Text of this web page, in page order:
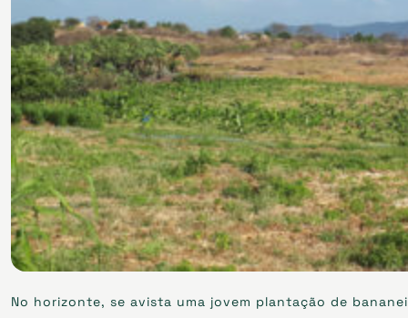
No horizonte, se avista uma jovem plantação de